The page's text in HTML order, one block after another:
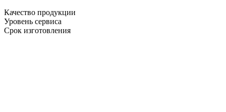
Качество продукции
Уровень сервиса
Срок изготовления